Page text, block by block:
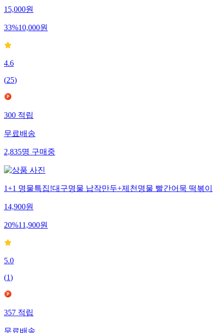
15,000원
33%10,000원
4.6
(25)
300 적립
무료배송
2,835명 구매중
1+1 명물특집!대구명물 납작만두+제천명물 빨간어묵 떡볶이
14,900원
20%11,900원
5.0
(1)
357 적립
무료배송